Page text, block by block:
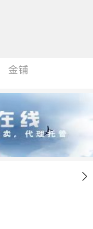
金铺